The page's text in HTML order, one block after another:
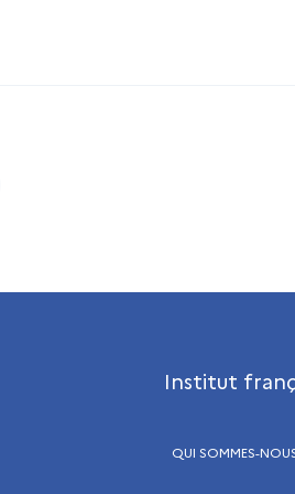
Institut
QUI SOMMES-